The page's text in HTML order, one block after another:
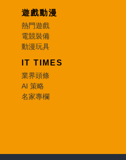
遊戲動漫
熱門遊戲
電競裝備
動漫玩具
IT TIMES
業界頭條
AI 策略
名家專欄